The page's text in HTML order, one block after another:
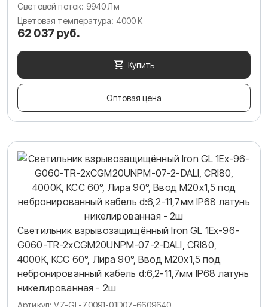
Световой поток: 9940 Лм
Цветовая температура: 4000 К
62 037 руб.
Купить
Оптовая цена
Светильник взрывозащищённый Iron GL 1Ex-96-
G060-TR-2хCGM20UNPM-07-2-DALI, CRI80,
4000K, КСС 60°, Лира 90°, Ввод М20х1,5 под
небронированный кабель d:6,2-11,7мм IP68 латунь
никелированная - 2ш
Артикул: VZ-GL-70091-01D07-6609640